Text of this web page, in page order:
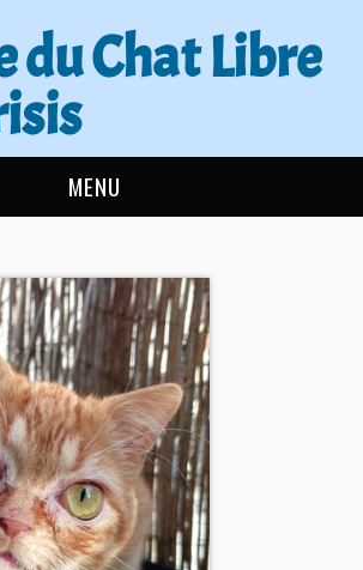
du Chat Libre
MENU